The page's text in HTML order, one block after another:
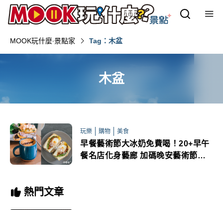
MOOK玩什麼‧景點家 Tag：木盆
木盆
玩樂 購物 美食
早餐藝術節大冰奶免費喝！20+早午
餐名店化身藝廊 加碼晚安藝術節跑
熱門文章